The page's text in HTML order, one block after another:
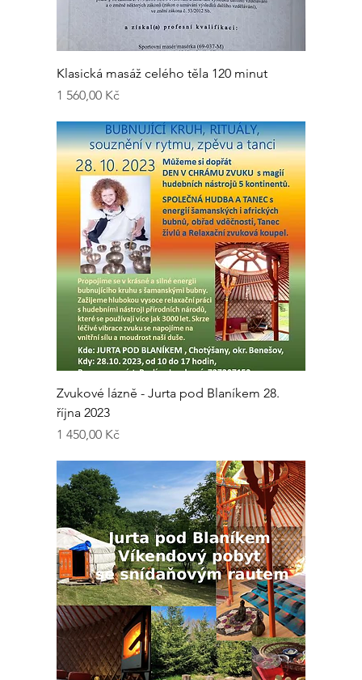
Klasická masáž celého těla 120 minut
Cena
1 560,00 Kč
Zvukové lázně - Jurta pod Blaníkem 28.
října 2023
Cena
1 450,00 Kč